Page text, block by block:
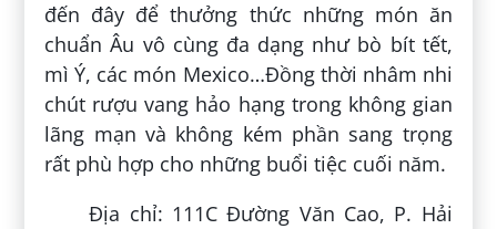
đến đây để thưởng thức những món ăn
chuẩn Âu vô cùng đa dạng như bò bít tết,
mì Ý, các món Mexico…Đồng thời nhâm nhi
chút rượu vang hảo hạng trong không gian
lãng mạn và không kém phần sang trọng
rất phù hợp cho những buổi tiệc cuối năm.
Địa chỉ: 111C Đường Văn Cao, P. Hải